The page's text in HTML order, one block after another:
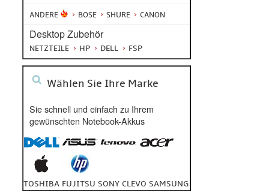
ANDERE BOSE SHURE CANON
Desktop Zubehör
NETZTEILE HP DELL FSP
Wählen Sie Ihre Marke
Sie schnell und einfach zu Ihrem
gewünschten Notebook-Akkus
TOSHIBA FUJITSU SONY CLEVO SAMSUNG